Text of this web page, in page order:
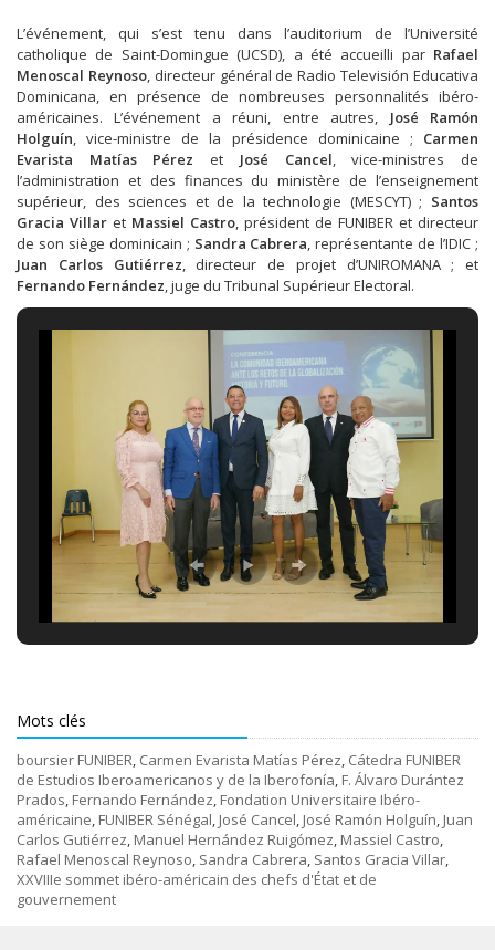
L’événement, qui s’est tenu dans l’auditorium de l’Université
catholique de Saint-Domingue (UCSD), a été accueilli par Rafael
Menoscal Reynoso, directeur général de Radio Televisión Educativa
Dominicana, en présence de nombreuses personnalités ibéro-
américaines. L’événement a réuni, entre autres, José Ramón
Holguín, vice-ministre de la présidence dominicaine ; Carmen
Evarista Matías Pérezet José Cancel, vice-ministres de
l’administration et des finances du ministère de l’enseignement
supérieur, des sciences et de la technologie (MESCYT) ; Santos
Gracia Villar et Massiel Castro, président de FUNIBER et directeur
de son siège dominicain ; Sandra Cabrera, représentante de l’IDIC ;
Juan Carlos Gutiérrez, directeur de projet d’UNIROMANA ; et
Fernando Fernández, juge du Tribunal Supérieur Electoral.
Mots clés
boursier FUNIBER, Carmen Evarista Matías Pérez, Cátedra FUNIBER
de Estudios Iberoamericanos y de la Iberofonía, F. Álvaro Durántez
Prados, Fernando Fernández, Fondation Universitaire Ibéro-
américaine, FUNIBER Sénégal, José Cancel, José Ramón Holguín, Juan
Carlos Gutiérrez, Manuel Hernández Ruigómez, Massiel Castro,
Rafael Menoscal Reynoso, Sandra Cabrera, Santos Gracia Villar,
XXVIIIe sommet ibéro-américain des chefs d'État et de
gouvernement